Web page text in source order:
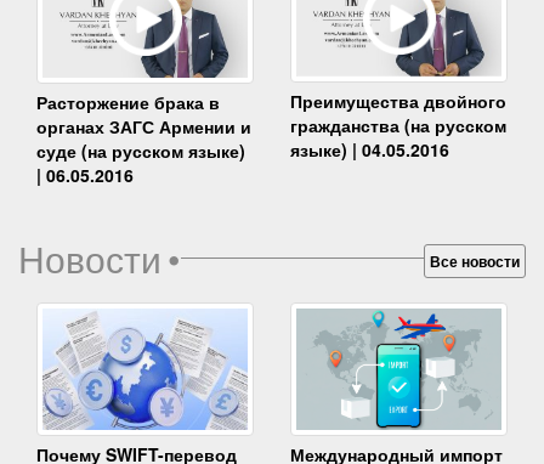
Расторжение брака в
органах ЗАГС Армении и
суде (на русском языке)
| 06.05.2016
Преимущества двойного
гражданства (на русском
языке) | 04.05.2016
Новости• Все новости
Почему SWIFT-перевод Международный импорт